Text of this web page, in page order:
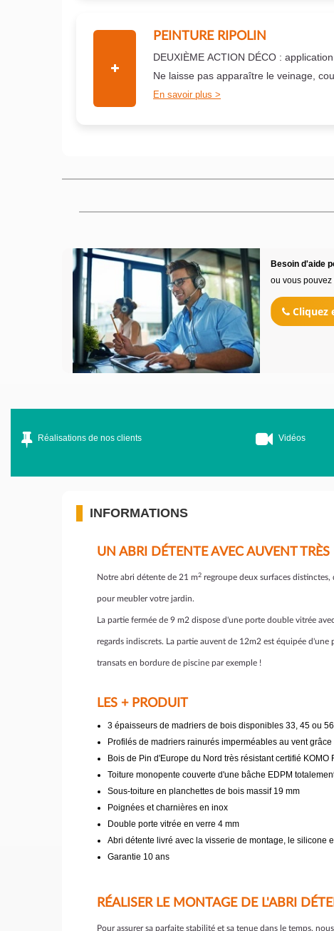
PEINTURE RIPOLIN
DEUXIÈME ACTION DÉCO :
Ne laisse pas apparaître le veinage,
En savoir plus
Besoin d'aide
ou vous
Cliquez
Réalisations de nos clients Vidéos
INFORMATIONS
UN ABRI DÉTENTE AVEC AUVENT TRÈS
Notre abri détente de 21 m2 regroupe deux surfaces
pour meubler votre jardin.
La partie fermée de 9 m2 dispose d'une porte double vitrée
regards indiscrets. La partie auvent de 12m2 est équipée
transats en bordure de piscine par exemple !
LES + PRODUIT
3 épaisseurs de madriers de bois disponibles 33, 45 ou
Profilés de madriers rainurés imperméables au vent
Bois de Pin d'Europe du Nord très résistant certifié KOMO
Toiture monopente couverte d'une bâche EDPM
Sous-toiture en planchettes de bois massif 19 mm
Poignées et charnières en inox
Double porte vitrée en verre 4 mm
Abri détente livré avec la visserie de montage, le silicone
Garantie 10 ans
RÉALISER LE MONTAGE DE L'ABRI
Pour assurer sa parfaite stabilité et sa tenue dans le temps,